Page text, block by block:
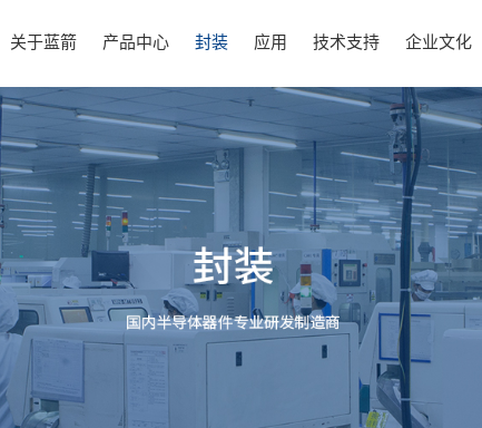
关于蓝箭 产品中心 封装 应用 技术支持 企业文化